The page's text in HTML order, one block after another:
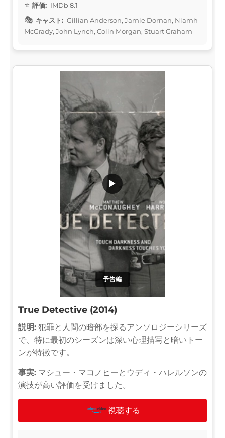
評価: IMDb 8.1
キャスト: Gillian Anderson, Jamie Dornan, Niamh
McGrady, John Lynch, Colin Morgan, Stuart Graham
予告編
▶
True Detective (2014)
説明: 犯罪と人間の暗部を探るアンソロジーシリーズ
で、特に最初のシーズンは深い心理描写と暗いトー
ンが特徴です。
事実: マシュー・マコノヒーとウディ・ハレルソンの
演技が高い評価を受けました。
視聴する